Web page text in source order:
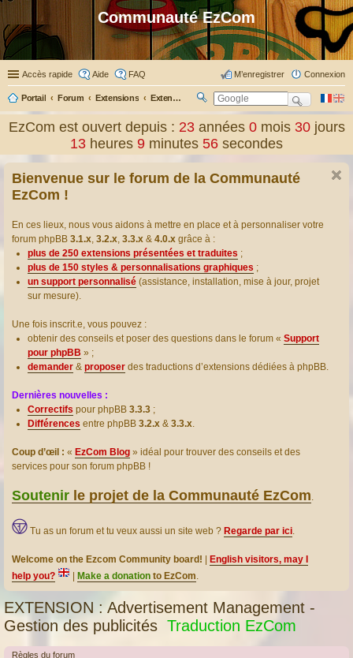
Communauté EzCom
Accès rapide Aide FAQ Connexion
M’enregistrer
Portail Forum Extensions Extensions présentées & traduites
ec
ch
er
EzCom est ouvert depuis : 23 années0 mois30 jours
13 heures 9 minutes 56 secondes
Bienvenue sur le forum de la Communauté
EzCom !
En ces lieux, nous vous aidons à mettre en place et à personnaliser votre
forum phpBB 3.1.x, 3.2.x, 3.3.x & 4.0.x grâce à :
plus de 250 extensions présentées et traduites ;
plus de 150 styles & personnalisations graphiques ;
un support personnalisé (assistance, installation, mise à jour, projet
sur mesure).
Une fois inscrit.e, vous pouvez :
obtenir des conseils et poser des questions dans le forum « Support
pour phpBB » ;
demander & proposer des traductions d’extensions dédiées à phpBB.
Dernières nouvelles :
Correctifs pour phpBB 3.3.3 ;
Différences entre phpBB 3.2.x & 3.3.x.
Coup d’œil : « EzCom Blog » idéal pour trouver des conseils et des
services pour son forum phpBB !
Soutenir le projet de la Communauté EzCom.
Tu as un forum et tu veux aussi un site web ? Regarde par ici.
Welcome on the Ezcom Community board!
English visitors, may I
help you?
Make a donation to EzCom.
EXTENSION : Advertisement Management -
Gestion des publicités Traduction EzCom
Règles du forum